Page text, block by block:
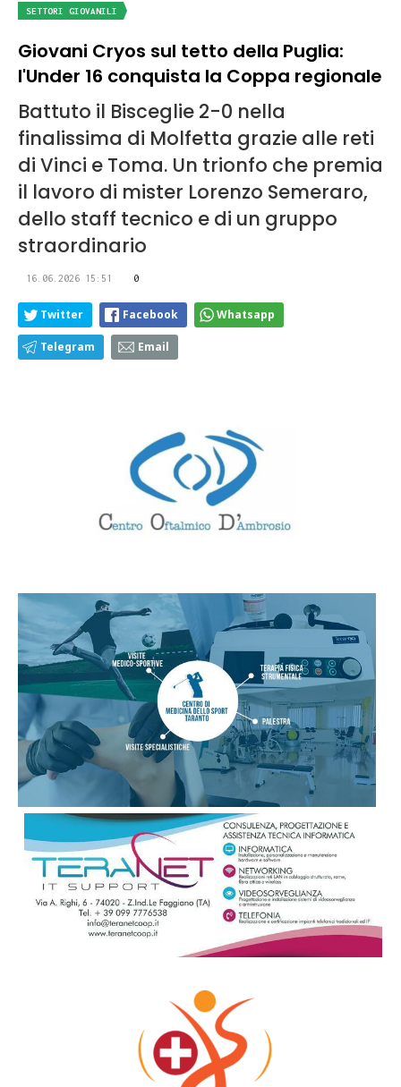
SETTORI GIOVANILI
Giovani Cryos sul tetto della Puglia:
l'Under 16 conquista la Coppa regionale
Battuto il Bisceglie 2-0 nella
finalissima di Molfetta grazie alle reti
di Vinci e Toma. Un trionfo che premia
il lavoro di mister Lorenzo Semeraro,
dello staff tecnico e di un gruppo
straordinario
16.06.2026 15:51 0
Twitter Facebook Whatsapp
Telegram Email